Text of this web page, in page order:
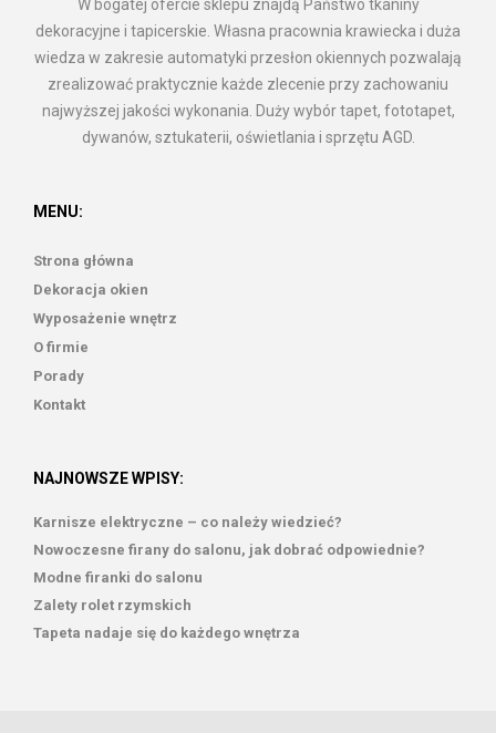
W bogatej ofercie sklepu znajdą Państwo tkaniny
dekoracyjne i tapicerskie. Własna pracownia krawiecka i duża
wiedza w zakresie automatyki przesłon okiennych pozwalają
zrealizować praktycznie każde zlecenie przy zachowaniu
najwyższej jakości wykonania. Duży wybór tapet, fototapet,
dywanów, sztukaterii, oświetlania i sprzętu AGD.
MENU:
Strona główna
Dekoracja okien
Wyposażenie wnętrz
O firmie
Porady
Kontakt
NAJNOWSZE WPISY:
Karnisze elektryczne – co należy wiedzieć?
Nowoczesne firany do salonu, jak dobrać odpowiednie?
Modne firanki do salonu
Zalety rolet rzymskich
Tapeta nadaje się do każdego wnętrza